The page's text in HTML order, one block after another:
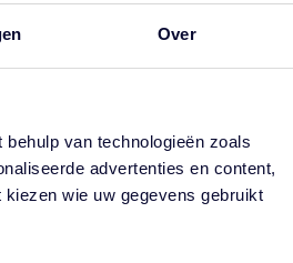
Over
van technologieën zoals
advertenties en content,
wie uw gegevens gebruikt